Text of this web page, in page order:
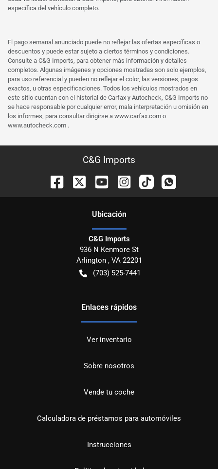
específica del vehículo completo.
El pago semanal anunciado puede no reflejar las ofertas específicas o
descuentos y puede estar sujeto a ciertos términos y condiciones.
Consulte a C&G Imports, para obtener más información y detalles
completos. Algunas imágenes y opciones mostradas son solo ejemplos,
para uso referencial y pueden no reflejar el color, las versiones, pagos
exactos, u otras especificaciones. Todos los vehículos mostrados en
este sitio cuentan con el historial de Carfax y Autocheck, C&G Imports no
se hace responsable por cualquier error, mala interpretación u omisión en
los informes, para consultar dirigirse a www.carfax.com o
www.autocheck.com .
C&G Imports
Ubicación
C&G Imports
936 N Kenmore St
Arlington, VA 22201
(703) 525-7441
Enlaces rápidos
Ver inventario
Sobre nosotros
Vende tu coche
Calculadora de préstamos para automóviles
Instrucciones